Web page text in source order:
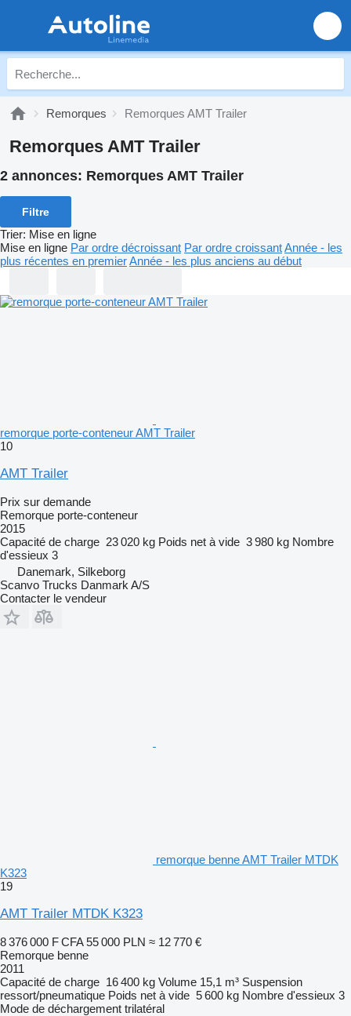
Remorques Remorques AMT Trailer
Remorques AMT Trailer
2 annonces: Remorques AMT Trailer
Filtre
Trier: Mise en ligne
Mise en ligne Par ordre décroissant Par ordre croissantAnnée - les
plus récentes en premierAnnée - les plus anciens au début
remorque porte-conteneur AMT Trailer
10
AMT Trailer
Prix sur demande
Remorque porte-conteneur
2015
Capacité de charge 23 020 kg Poids net à vide 3 980 kg Nombre
d'essieux 3
Danemark, Silkeborg
Scanvo Trucks Danmark A/S
Contacter le vendeur
remorque benne AMT Trailer MTDK
K323
19
AMT Trailer MTDK K323
8 376 000 F CFA 55 000 PLN ≈ 12 770 €
Remorque benne
2011
Capacité de charge 16 400 kg Volume 15,1 m³ Suspension
ressort/pneumatique Poids net à vide 5 600 kg Nombre d'essieux 3
Mode de déchargement trilatéral